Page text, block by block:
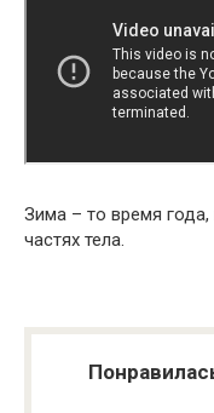
Зима – то время года,
частях тела.